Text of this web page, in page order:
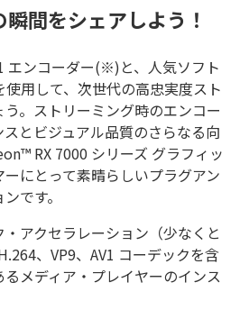
間をシェアしよう！
エンコーダー(※)と、人気ソフト
用して、次世代の高忠実度スト
。ストリーミング時のエンコー
とビジュアル品質のさらなる向
RX 7000 シリーズ グラフィッ
にとって素晴らしいプラグアン
です。
アクセラレーション（少なくと
、VP9、AV1 コーデックを含
メディア・プレイヤーのインス